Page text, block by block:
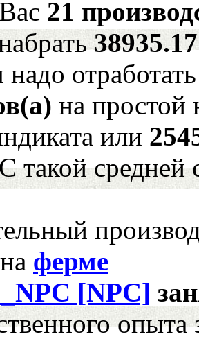
21
отработать
на
или
такой средней
ферме
[NPC]
опыта